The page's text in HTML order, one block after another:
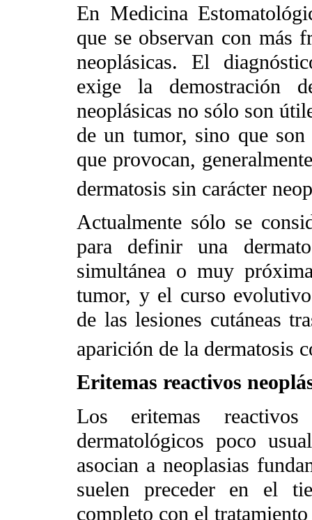
En Medicina
que se observan con más
neoplásicas. El
exige la demostración
neoplásicas no sólo son
de un tumor, sino que
que provocan,
dermatosis sin carácter
Actualmente sólo se
para definir una
simultánea o muy
tumor, y el curso
de las lesiones cutáneas
aparición de la dermatosis
Eritemas reactivos
Los eritemas
dermatológicos poco
asocian a neoplasias
suelen preceder en el
completo con el